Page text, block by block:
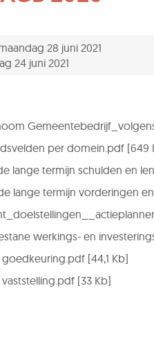
28 juni 2021
24 juni 2021
per domein.pdf 649
lange termijn schulden en
lange termijn vorderingen
werkings- en
goedkeuring.pdf 44,1 Kb
vaststelling.pdf 33 Kb